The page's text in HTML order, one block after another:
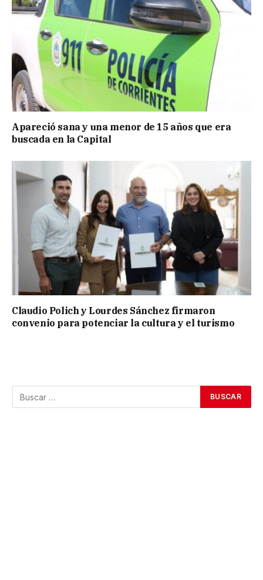
Apareció sana y una menor de 15 años que era
buscada en la Capital
Claudio Polich y Lourdes Sánchez firmaron
convenio para potenciar la cultura y el turismo